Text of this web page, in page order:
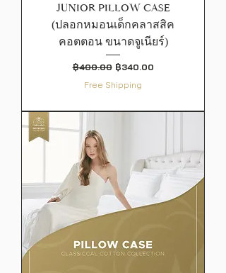
JUNIOR PILLOW CASE
(ปลอกหมอนเด็กคลาสสิค
คอตตอน ขนาดจูเนียร์)
ราคาปกติ
฿400.00 ราคาขายลด
฿340.00
Free Shipping